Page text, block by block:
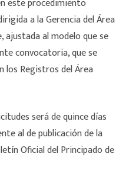
este procedimiento
a la Gerencia del Área
ajustada al modelo que se
convocatoria, que se
Registros del Área
será de quince días
al de publicación de la
Oficial del Principado de